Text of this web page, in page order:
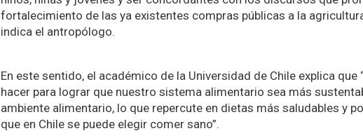
fortalecimiento de las ya existentes compras públicas a la
indica el antropólogo.
En este sentido, el académico de la Universidad de Chile explica que
hacer para lograr que nuestro sistema alimentario sea más
ambiente alimentario, lo que repercute en dietas más saludables y
que en Chile se puede elegir comer sano”.